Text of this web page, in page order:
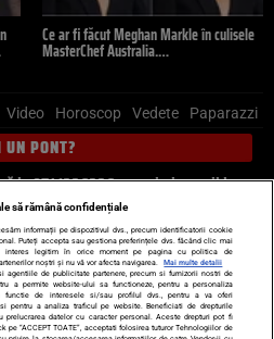
Ce ar fi făcut Meghan Markle în culisele
MasterChef Australia.…
Video Horoscop Vedete Paparazzi
PONT?
la 0741226226 sau trimite mail la
Știri externe
Politică
Dictionar de vise
LIFE STYLE
să rămână confidențiale
informații pe dispozitivul dvs., precum identificatorii cookie
Puteți accepta sau gestiona preferințele dvs. făcând clic mai
interes legitim în orice moment pe pagina cu politica de
noștri și nu vă vor afecta navigarea.
Mai multe detalii
agentiile de publicitate partenere, precum si furnizorii nostri de
a permite website-ului sa functioneze, pentru a personaliza
functie de interesele si/sau profilul dvs., pentru a va oferi
pentru a analiza traficul pe website. Beneficiati de drepturile
prelucrarea datelor cu caracter personal. Aceste drepturi pot fi
pe “ACCEPT TOATE”, acceptati folosirea tuturor Tehnologiilor de